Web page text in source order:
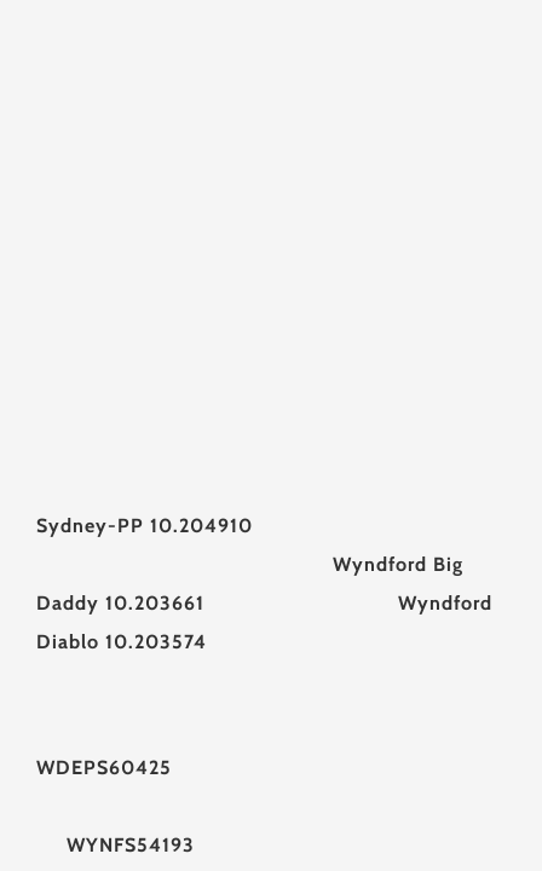
Sydney-PP 10.204910
Wyndford Big
Daddy 10.203661 Wyndford
Diablo 10.203574
WDEPS60425
WYNFS54193